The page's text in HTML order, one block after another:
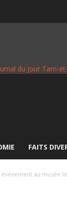
du Jour Tarn-
FAITS
au musée